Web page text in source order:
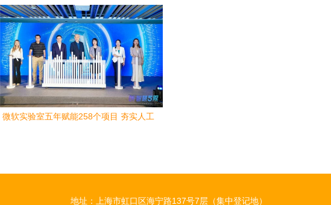
微软实验室五年赋能258个项目 夯实人工
地址：上海市虹口区海宁路137号7层（集中登记地）